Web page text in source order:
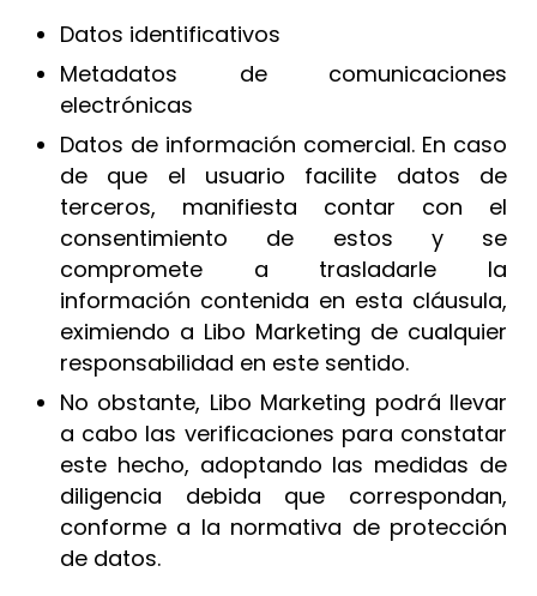
Datos identificativos
Metadatos de comunicaciones
electrónicas
Datos de información comercial. En caso
de que el usuario facilite datos de
terceros, manifiesta contar con el
consentimiento de estos y se
compromete a trasladarle la
información contenida en esta cláusula,
eximiendo a Libo Marketing de cualquier
responsabilidad en este sentido.
No obstante, Libo Marketing podrá llevar
a cabo las verificaciones para constatar
este hecho, adoptando las medidas de
diligencia debida que correspondan,
conforme a la normativa de protección
de datos.